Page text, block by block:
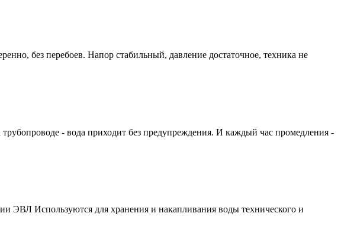
без перебоев. Напор стабильный, давление достаточное, техника не
- вода приходит без предупреждения. И каждый час промедления -
ЭВЛ Используются для хранения и накапливания воды технического и